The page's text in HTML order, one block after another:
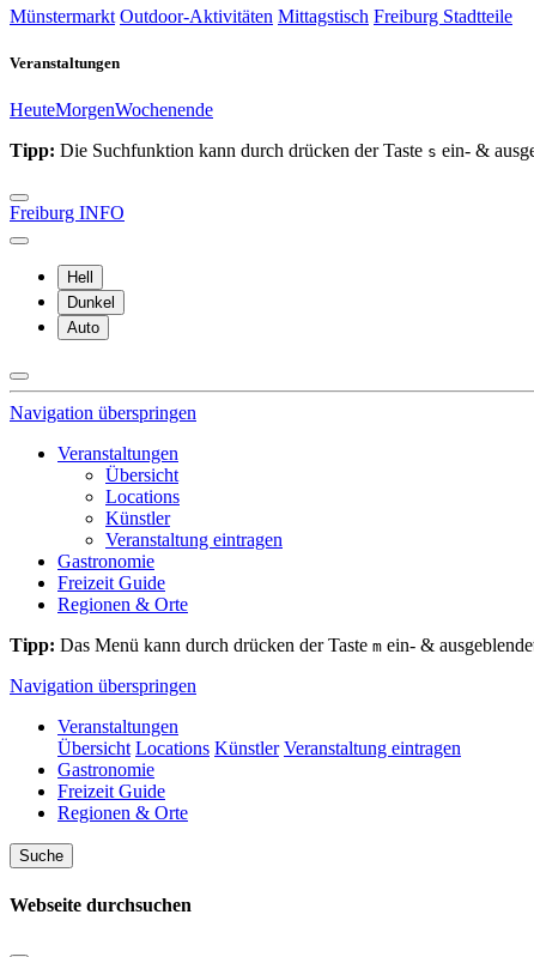
Münstermarkt Outdoor-Aktivitäten Mittagstisch Freiburg Stadtteile
Veranstaltungen
HeuteMorgenWochenende
Tipp: Die Suchfunktion kann durch drücken der Taste s ein- &
Freiburg INFO
Hell
Dunkel
Auto
Navigation überspringen
Veranstaltungen
Übersicht
Locations
Künstler
Veranstaltung eintragen
Gastronomie
Freizeit Guide
Regionen & Orte
Tipp: Das Menü kann durch drücken der Taste m ein- &
Navigation überspringen
Veranstaltungen
Übersicht Locations Künstler Veranstaltung eintragen
Gastronomie
Freizeit Guide
Regionen & Orte
Suche
Webseite durchsuchen